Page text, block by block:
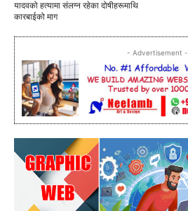
यादवको हत्यामा संलग्न रहेका दोषीहरूमाथि
कारबाईको माग
- Advertisement -